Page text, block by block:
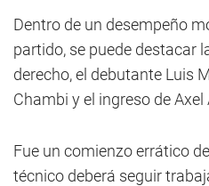
Dentro de un desempeño
partido, se puede destacar
derecho, el debutante Luis
Chambi y el ingreso de Axel
Fue un comienzo errático
técnico deberá seguir